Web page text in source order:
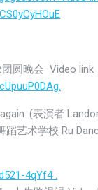
圆晚会 Video link
(表演者
蹈艺术学校 Ru
4qYf4 .